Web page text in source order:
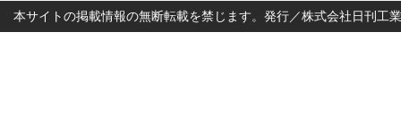
本サイトの掲載情報の無断転載を禁じます。発行／株式会社日刊